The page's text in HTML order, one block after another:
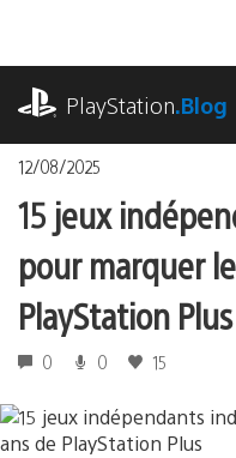
contenu
PlayStation.Blog
12/08/2025
15 jeux
pour marquer
PlayStation Plus
0 0 15